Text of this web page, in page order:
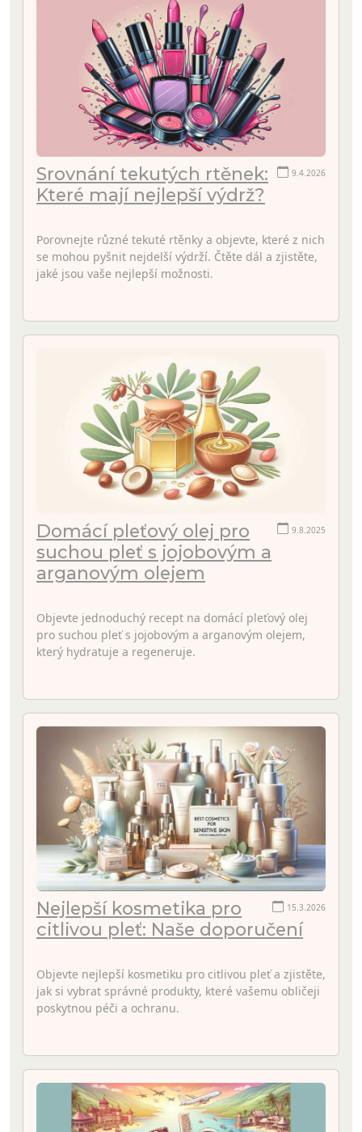
9.4.2026
Srovnání tekutých rtěnek:
Které mají nejlepší výdrž?
Porovnejte různé tekuté rtěnky a objevte, které z nich
se mohou pyšnit nejdelší výdrží. Čtěte dál a zjistěte,
jaké jsou vaše nejlepší možnosti.
9.8.2025
Domácí pleťový olej pro
suchou pleť s jojobovým a
arganovým olejem
Objevte jednoduchý recept na domácí pleťový olej
pro suchou pleť s jojobovým a arganovým olejem,
který hydratuje a regeneruje.
15.3.2026
Nejlepší kosmetika pro
citlivou pleť: Naše doporučení
Objevte nejlepší kosmetiku pro citlivou pleť a zjistěte,
jak si vybrat správné produkty, které vašemu obličeji
poskytnou péči a ochranu.